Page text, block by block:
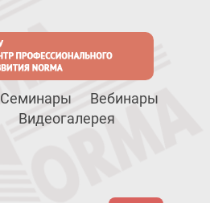
Семинары
Вебинары
Видеогалерея